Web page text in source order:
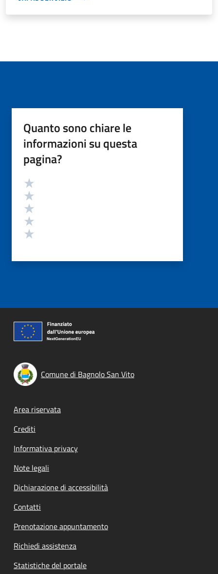
Quanto sono chiare le
informazioni su questa
pagina?
Valutazione
Comune di Bagnolo San Vito
Footer menu
Area riservata
Crediti
Informativa privacy
Note legali
Dichiarazione di accessibilità
Contatti
Prenotazione appuntamento
Richiedi assistenza
Statistiche del portale